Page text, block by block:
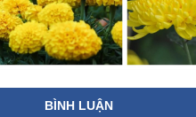
BÌNH LUẬN